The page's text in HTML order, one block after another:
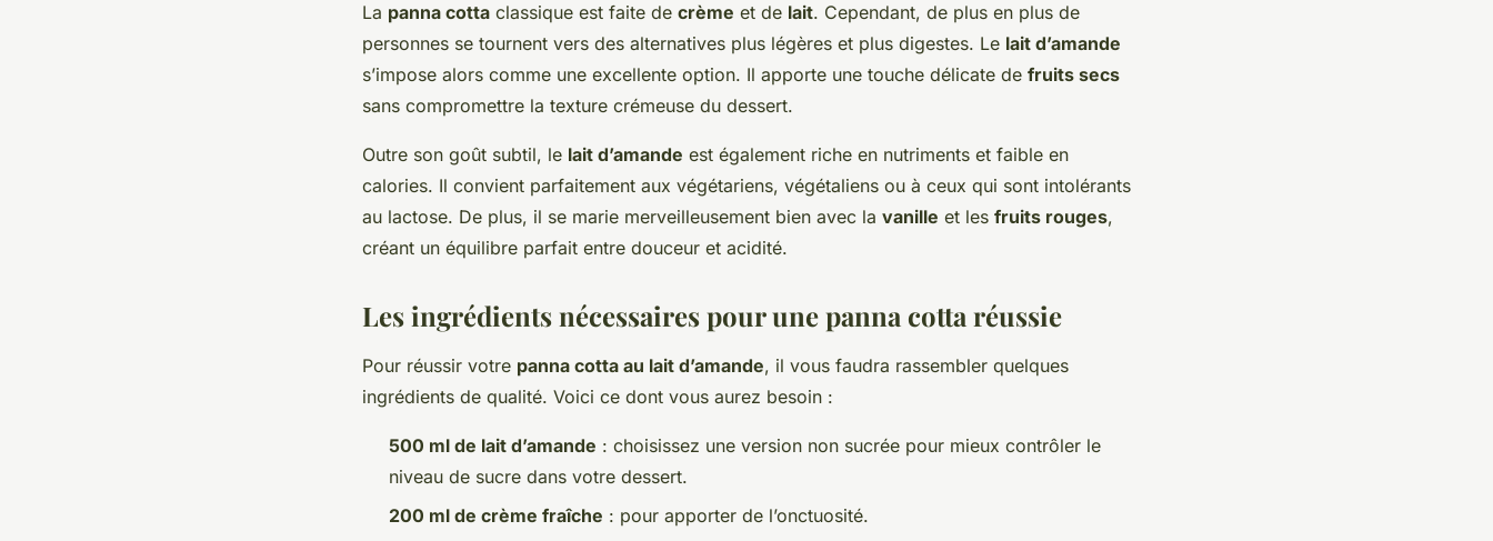
La panna cotta classique est faite de crème et de lait. Cependant, de plus en plus de
personnes se tournent vers des alternatives plus légères et plus digestes. Le lait d’amande
s’impose alors comme une excellente option. Il apporte une touche délicate de fruits secs
sans compromettre la texture crémeuse du dessert.
Outre son goût subtil, le lait d’amande est également riche en nutriments et faible en
calories. Il convient parfaitement aux végétariens, végétaliens ou à ceux qui sont intolérants
au lactose. De plus, il se marie merveilleusement bien avec la vanille et les fruits rouges,
créant un équilibre parfait entre douceur et acidité.
Les ingrédients nécessaires pour une panna cotta réussie
Pour réussir votre panna cotta au lait d’amande, il vous faudra rassembler quelques
ingrédients de qualité. Voici ce dont vous aurez besoin :
500 ml de lait d’amande : choisissez une version non sucrée pour mieux contrôler le
niveau de sucre dans votre dessert.
200 ml de crème fraîche : pour apporter de l’onctuosité.